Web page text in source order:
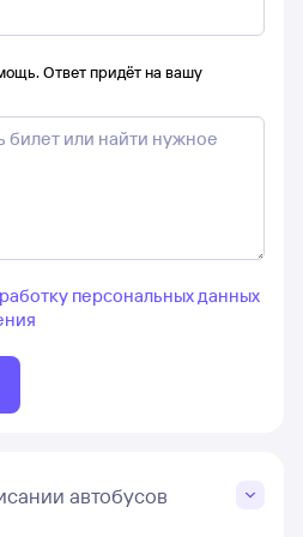
Ответ придёт на вашу
персональных данных
автобусов